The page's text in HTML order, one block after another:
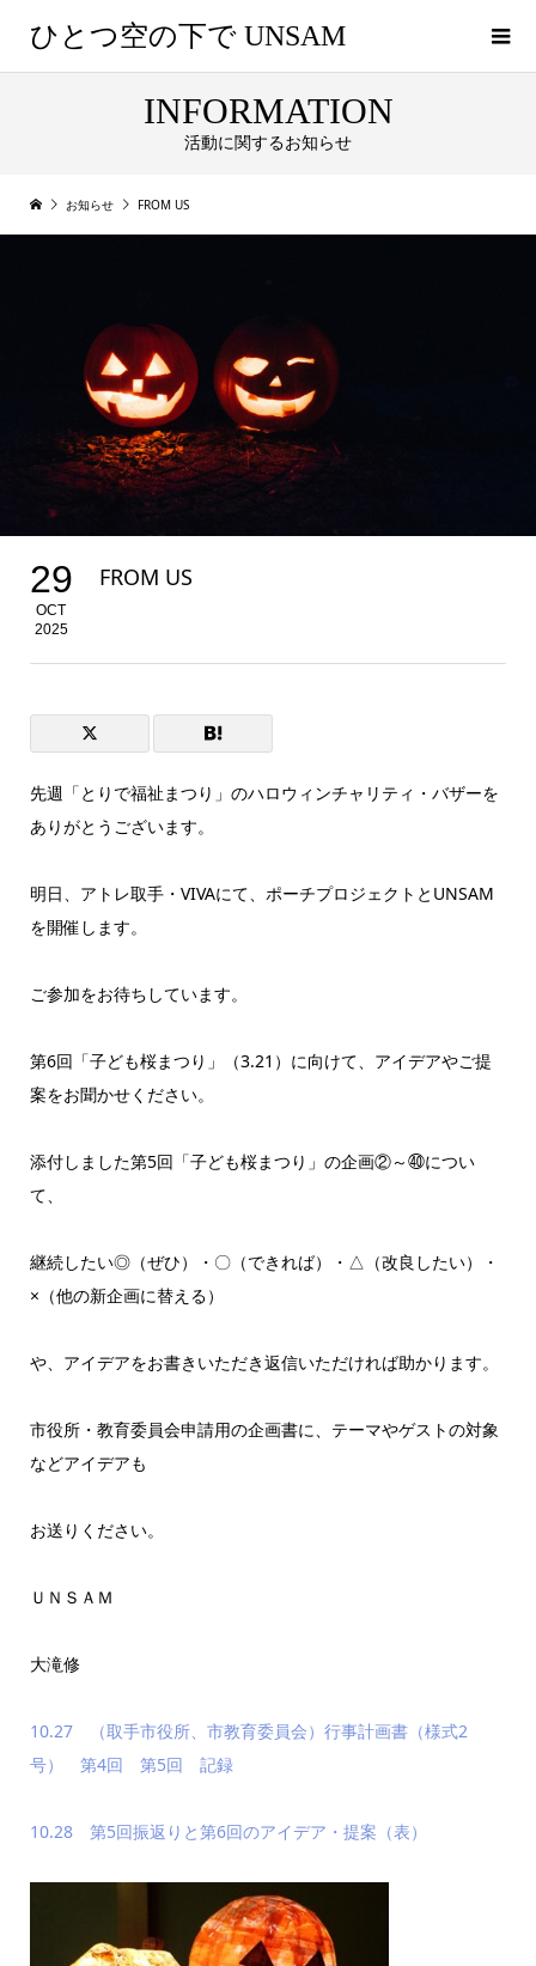
ひとつ空の下で UNSAM
INFORMATION
活動に関するお知らせ
お知らせ FROM US
29
OCT
2025
FROM US
先週「とりで福祉まつり」のハロウィンチャリティ・ バザーを
ありがとうございます。
明日、アトレ取手・VIVAにて、 ポーチプロジェクトとUNSAM
を開催します。
ご参加をお待ちしています。
第6回「子ども桜まつり」（3.21）に向けて、 アイデアやご提
案をお聞かせください。
添付しました第5回「子ども桜まつり」の企画②～㊵につい
て、
継続したい◎（ぜひ）・〇（できれば）・△（改良したい）・
×（他の新企画に替える）
や、アイデアをお書きいただき返信いただければ助かります。
市役所・教育委員会申請用の企画書に、 テーマやゲストの対象
などアイデアも
お送りください。
ＵＮＳＡＭ
大滝修
10.27 （取手市役所、市教育委員会）行事計画書（様式2
号） 第4回 第5回 記録
10.28 第5回振返りと第6回のアイデア・提案（表）